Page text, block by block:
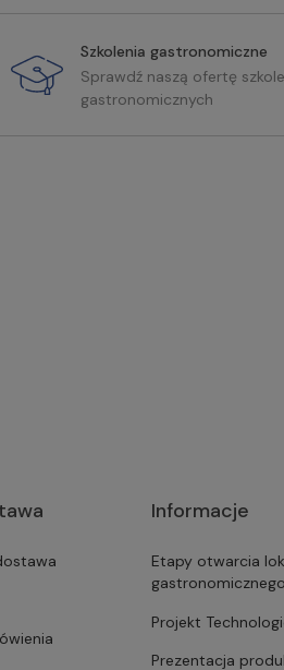
Szkolenia gastronomiczne
Sprawdź naszą ofertę
gastronomicznych
Informacje
Etapy otwarcia
gastronomicznego
Projekt
Prezentacja